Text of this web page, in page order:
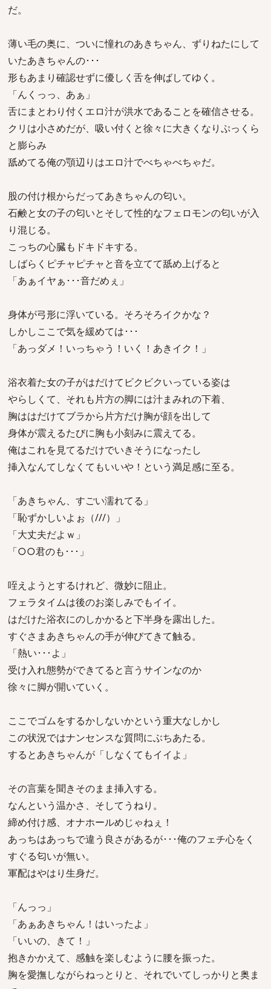
だ。
薄い毛の奥に、ついに憧れのあきちゃん、ずりねたにして
いたあきちゃんの･･･
形もあまり確認せずに優しく舌を伸ばしてゆく。
「んくっっ、あぁ」
舌にまとわり付くエロ汁が洪水であることを確信させる。
クリは小さめだが、吸い付くと徐々に大きくなりぷっくら
と膨らみ
舐めてる俺の顎辺りはエロ汁でべちゃべちゃだ。
股の付け根からだってあきちゃんの匂い。
石鹸と女の子の匂いとそして性的なフェロモンの匂いが入
り混じる。
こっちの心臓もドキドキする。
しばらくピチャピチャと音を立てて舐め上げると
「あぁイヤぁ･･･音だめぇ」
身体が弓形に浮いている。そろそろイクかな？
しかしここで気を緩めては･･･
「あっダメ！いっちゃう！いく！あきイク！」
浴衣着た女の子がはだけてビクビクいっている姿は
やらしくて、それも片方の脚には汁まみれの下着、
胸ははだけてブラから片方だけ胸が顔を出して
身体が震えるたびに胸も小刻みに震えてる。
俺はこれを見てるだけでいきそうになったし
挿入なんてしなくてもいいや！という満足感に至る。
「あきちゃん、すごい濡れてる」
「恥ずかしいよぉ（///）」
「大丈夫だよｗ」
「○○君のも･･･」
咥えようとするけれど、微妙に阻止。
フェラタイムは後のお楽しみでもイイ。
はだけた浴衣にのしかかると下半身を露出した。
すぐさまあきちゃんの手が伸びてきて触る。
「熱い･･･よ」
受け入れ態勢ができてると言うサインなのか
徐々に脚が開いていく。
ここでゴムをするかしないかという重大なしかし
この状況ではナンセンスな質問にぶちあたる。
するとあきちゃんが「しなくてもイイよ」
その言葉を聞きそのまま挿入する。
なんという温かさ、そしてうねり。
締め付け感、オナホールめじゃねぇ！
あっちはあっちで違う良さがあるが･･･俺のフェチ心をく
すぐる匂いが無い。
軍配はやはり生身だ。
「んっっ」
「あぁあきちゃん！はいったよ」
「いいの、きて！」
抱きかかえて、感触を楽しむように腰を振った。
胸を愛撫しながらねっとりと、それでいてしっかりと奥ま